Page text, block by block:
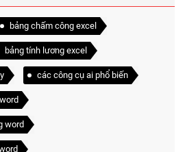
bảng chấm công excel
bảng tính lương excel
các công cụ ai phổ biến
word